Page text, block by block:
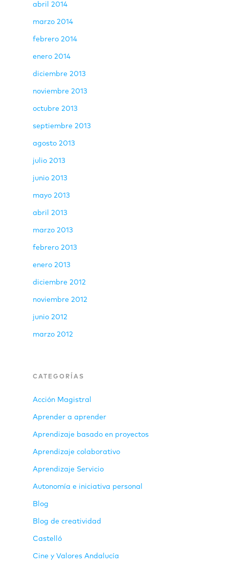
abril 2014
marzo 2014
febrero 2014
enero 2014
diciembre 2013
noviembre 2013
octubre 2013
septiembre 2013
agosto 2013
julio 2013
junio 2013
mayo 2013
abril 2013
marzo 2013
febrero 2013
enero 2013
diciembre 2012
noviembre 2012
junio 2012
marzo 2012
CATEGORÍAS
Acción Magistral
Aprender a aprender
Aprendizaje basado en proyectos
Aprendizaje colaborativo
Aprendizaje Servicio
Autonomía e iniciativa personal
Blog
Blog de creatividad
Castelló
Cine y Valores Andalucía